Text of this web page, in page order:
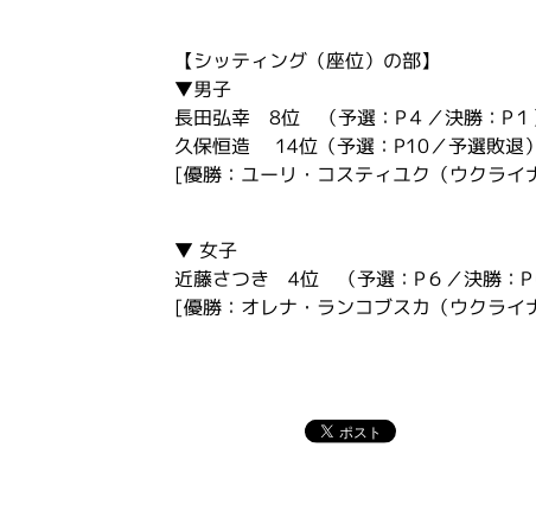
【シッティング（座位）の部】
▼男子
長田弘幸 8位 （予選：P４／決勝：P１
久保恒造 14位（予選：P10／予選敗退
[優勝：ユーリ・コスティユク（ウクライ
▼ 女子
近藤さつき 4位 （予選：P６／決勝：P
[優勝：オレナ・ランコブスカ（ウクライ